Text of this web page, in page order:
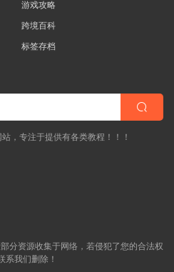
游戏攻略
跨境百科
标签存档
，专注于提供有各类教程！！！
分资源收集于网络，若侵犯了您的合法权
系我们删除！